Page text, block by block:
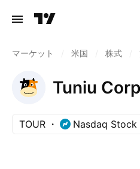
マーケット 米国 株式
Tuniu
TOUR Nasdaq Stock